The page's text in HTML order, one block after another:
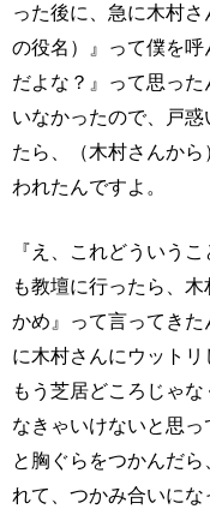
った後に、急に木村
の役名）』って僕を
だよな？』って思っ
いなかったので、戸
たら、（木村さんか
われたんですよ。
『え、これどういう
も教壇に行ったら、
かめ』って言ってき
に木村さんにウット
もう芝居どころじゃ
なきゃいけないと思
と胸ぐらをつかんだ
れて、つかみ合いにな